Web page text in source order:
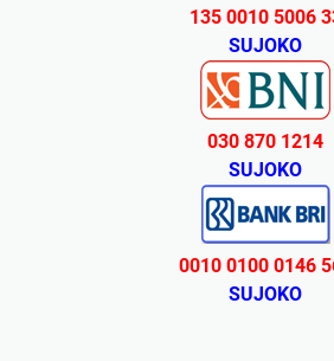
135 0010 5006
SUJOKO
030 870 1214
SUJOKO
0010 0100 0146
SUJOKO